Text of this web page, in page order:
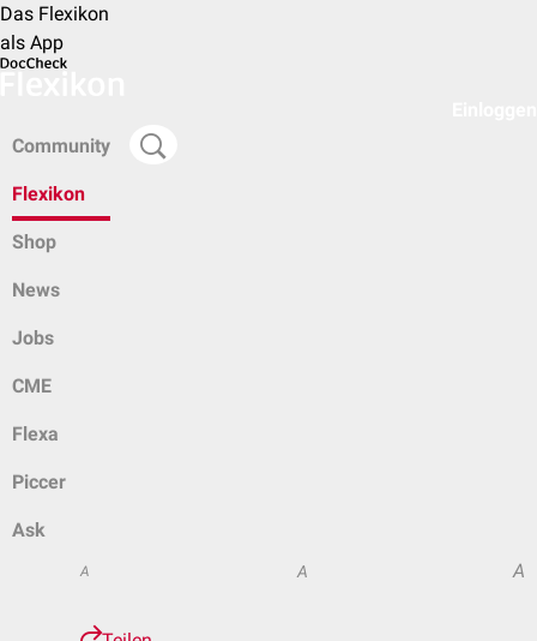
Das Flexikon
als App
Community
Flexikon
Shop
News
Jobs
CME
Flexa
Piccer
Ask
A A A